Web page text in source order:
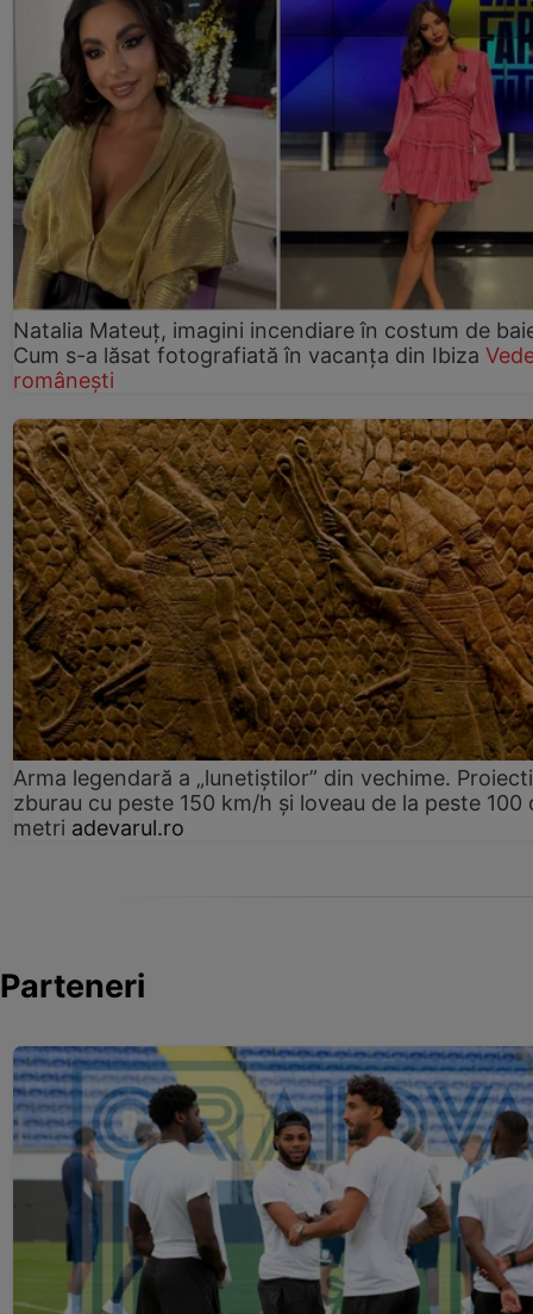
Natalia Mateuț, imagini incendiare în costum de
Cum s-a lăsat fotografiată în vacanța din Ibiza
românești
Arma legendară a „lunetiștilor” din vechime.
zburau cu peste 150 km/h și loveau de la peste 100
metri adevarul.ro
Parteneri